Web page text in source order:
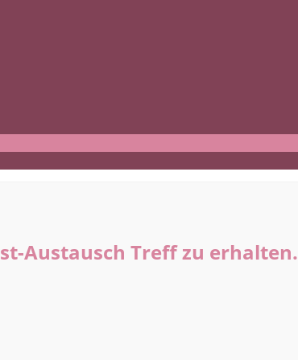
Austausch Treff zu erhalten.